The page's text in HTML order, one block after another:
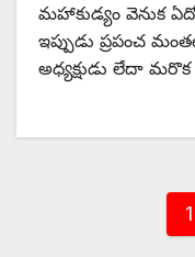
మహాకుడ్యం వెనుక
ఇప్పుడు ప్రపంచ
అధ్యక్షుడు లేదా మరొక
1